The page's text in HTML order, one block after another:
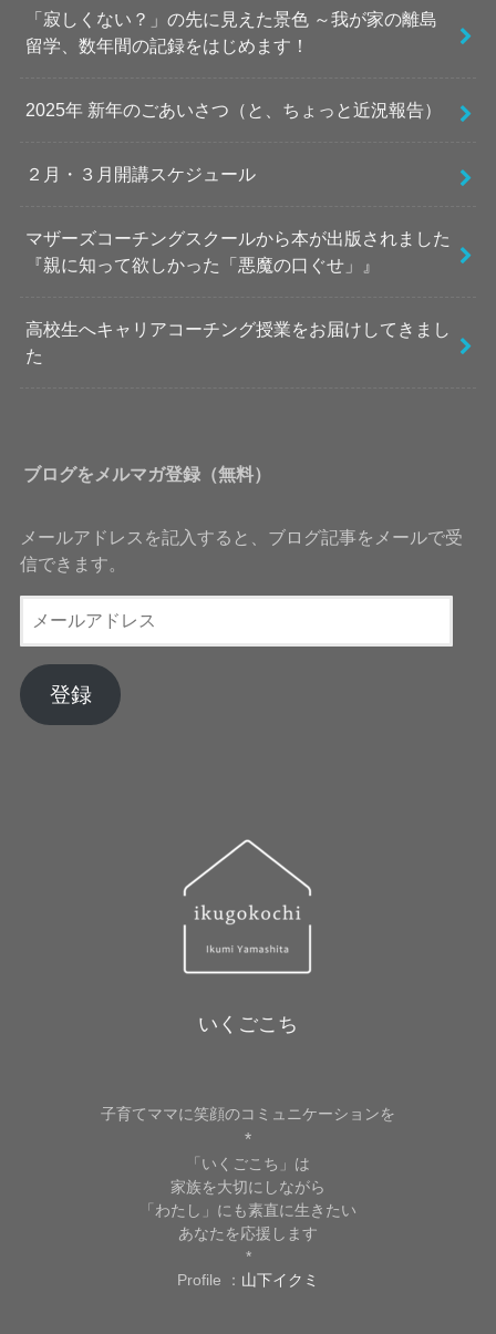
「寂しくない？」の先に見えた景色 ～我が家の離島
留学、数年間の記録をはじめます！
2025年 新年のごあいさつ（と、ちょっと近況報告）
２月・３月開講スケジュール
マザーズコーチングスクールから本が出版されました
『親に知って欲しかった「悪魔の口ぐせ」』
高校生へキャリアコーチング授業をお届けしてきまし
た
ブログをメルマガ登録（無料）
メールアドレスを記入すると、ブログ記事をメールで受
信できます。
ー
ア
ド
登録
いくごこち
子育てママに笑顔のコミュニケーションを
*
「いくごこち」は
家族を大切にしながら
「わたし」にも素直に生きたい
あなたを応援します
*
Profile ： 山下イクミ